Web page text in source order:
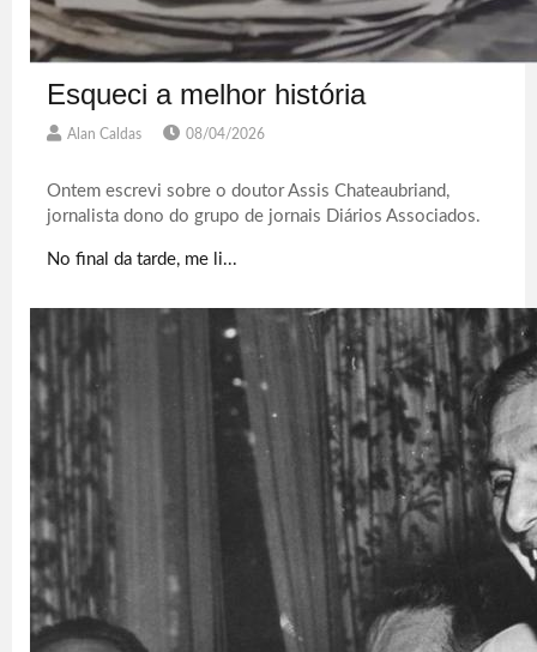
Esqueci a melhor história
Alan Caldas 08/04/2026
Ontem escrevi sobre o doutor Assis Chateaubriand,
jornalista dono do grupo de jornais Diários Associados.
No final da tarde, me li...